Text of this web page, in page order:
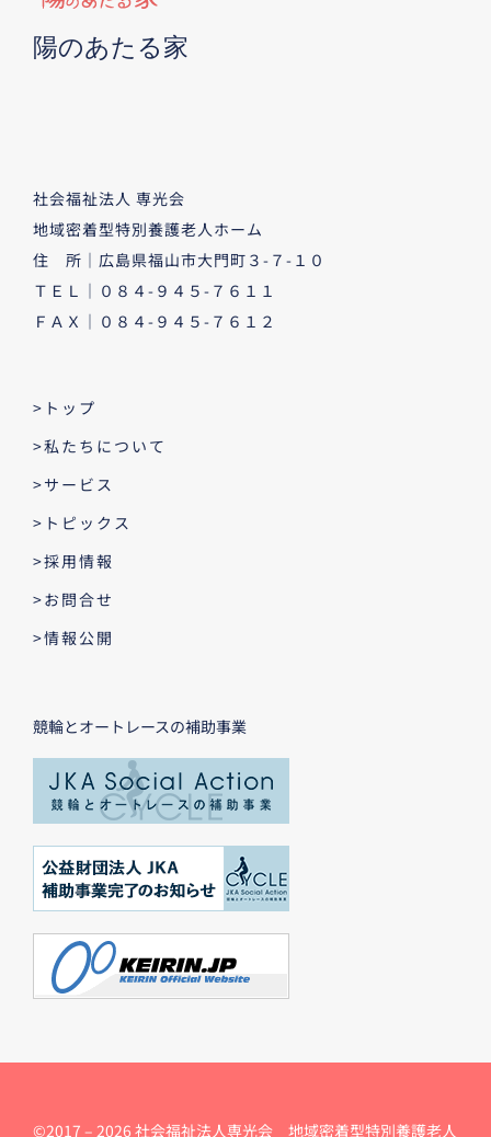
陽のあたる家
社会福祉法人 専光会
地域密着型特別養護老人ホーム
住 所｜広島県福山市大門町３-７-１０
ＴＥＬ｜０８４-９４５-７６１１
ＦＡＸ｜０８４-９４５-７６１２
>トップ
>私たちについて
>サービス
>トピックス
>採用情報
>お問合せ
>情報公開
競輪とオートレースの補助事業
©2017 – 2026 社会福祉法人専光会 地域密着型特別養護老人